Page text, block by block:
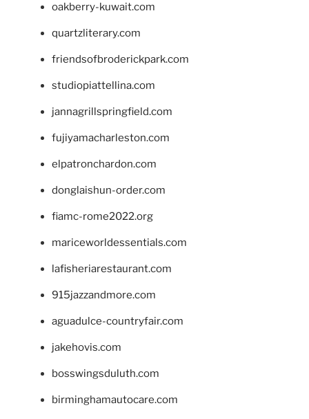
oakberry-kuwait.com
quartzliterary.com
friendsofbroderickpark.com
studiopiattellina.com
jannagrillspringfield.com
fujiyamacharleston.com
elpatronchardon.com
donglaishun-order.com
fiamc-rome2022.org
mariceworldessentials.com
lafisheriarestaurant.com
915jazzandmore.com
aguadulce-countryfair.com
jakehovis.com
bosswingsduluth.com
birminghamautocare.com